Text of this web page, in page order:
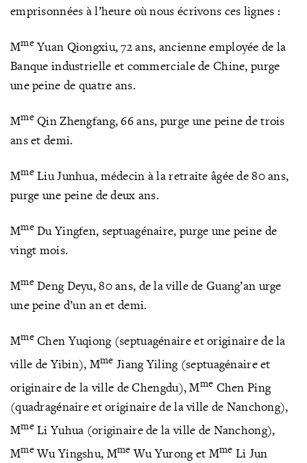
emprisonnées à l’heure où nous écrivons ces lignes :
MmeYuan Qiongxiu, 72 ans, ancienne employée de la
Banque industrielle et commerciale de Chine, purge
une peine de quatre ans.
MmeQin Zhengfang, 66 ans, purge une peine de trois
ans et demi.
MmeLiu Junhua, médecin à la retraite âgée de 80 ans,
purge une peine de deux ans.
MmeDu Yingfen, septuagénaire, purge une peine de
vingt mois.
MmeDeng Deyu, 80 ans, de la ville de Guang’an urge
une peine d’un an et demi.
MmeChen Yuqiong (septuagénaire et originaire de la
ville de Yibin), Mme Jiang Yiling (septuagénaire et
originaire de la ville de Chengdu), Mme Chen Ping
(quadragénaire et originaire de la ville de Nanchong),
MmeLi Yuhua (originaire de la ville de Nanchong),
MmeWu Yingshu, Mme Wu Yurong et Mme Li Jun